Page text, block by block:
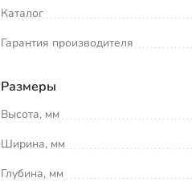
Каталог
Гарантия производителя
Размеры
Высота, мм
Ширина, мм
Глубина, мм